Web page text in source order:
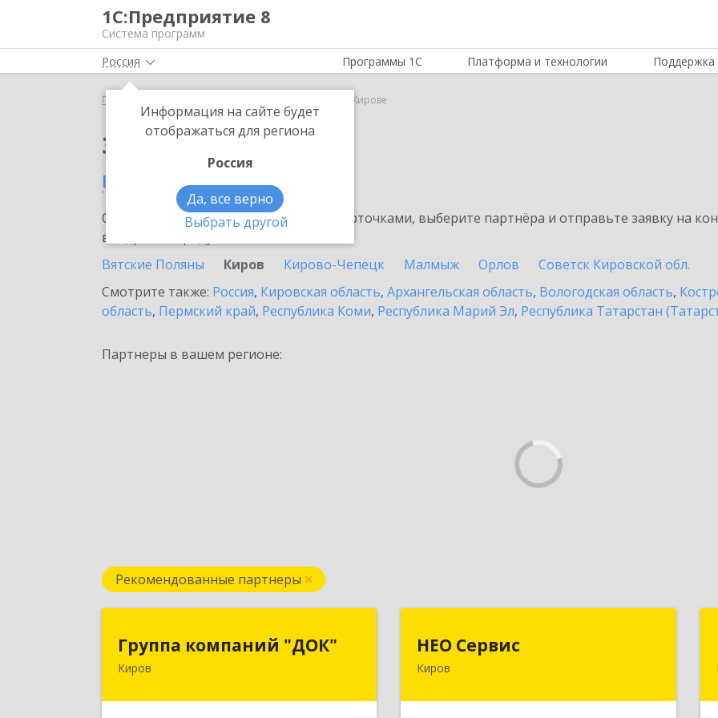
1С:Предприятие 8
Система программ
Россия
Информация на сайте будет
отображаться для региона
Россия
Да, все верно
Выбрать другой
Программы 1С Платформа и технологии Поддержка
Главная Smartway в Кирове
Заказать Smartway
в Кирове
Ознакомьтесь с информационными карточками, выберите партнёра и отправьте заявку на
внедрение продукта.
Вятские Поляны
Киров Кирово-Чепецк Малмыж Орлов
Советск Кировской обл.
Смотрите также: Россия, Кировская область, Архангельская область, Вологодская область,
область, Пермский край, Республика Коми, Республика Марий Эл, Республика Татарстан
Партнеры в вашем регионе:
Рекомендованные партнеры
Группа компаний "ДОК"
Киров
Группа компаний "ДОК"
НЕО Сервис
Киров